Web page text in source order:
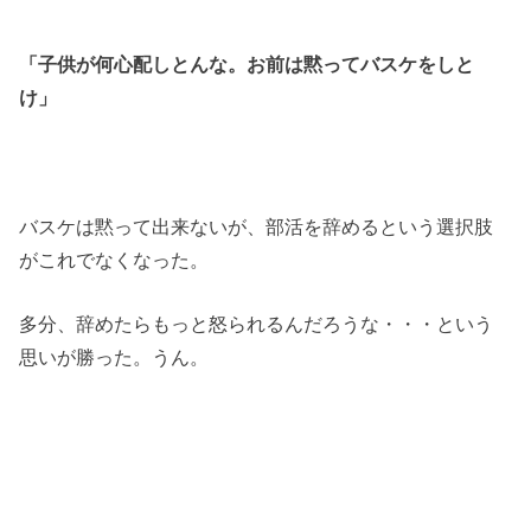
「子供が何心配しとんな。お前は黙ってバスケをしと
け」
バスケは黙って出来ないが、部活を辞めるという選択肢
がこれでなくなった。
多分、辞めたらもっと怒られるんだろうな・・・という
思いが勝った。うん。